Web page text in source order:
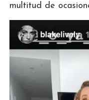
multitud de